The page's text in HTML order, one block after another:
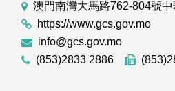
澳門南灣大馬路762-804號
https://www.gcs.gov.mo
info@gcs.gov.mo
(853)2833 2886